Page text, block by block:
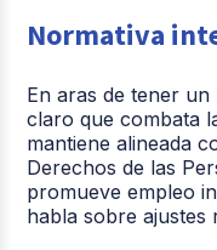
Normativa
En aras de tener
claro que combata
mantiene alineada
Derechos de las
promueve empleo
habla sobre ajustes